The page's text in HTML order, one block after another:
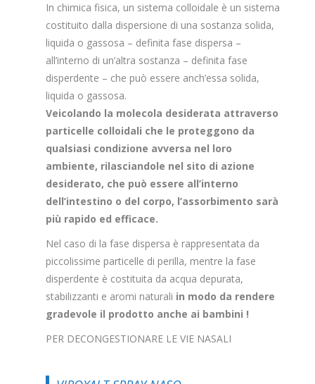
In chimica fisica, un sistema colloidale è un sistema
costituito dalla dispersione di una sostanza solida,
liquida o gassosa – definita fase dispersa –
all’interno di un’altra sostanza – definita fase
disperdente – che può essere anch’essa solida,
liquida o gassosa.
Veicolando la molecola desiderata attraverso
particelle colloidali che le proteggono da
qualsiasi condizione avversa nel loro
ambiente, rilasciandole nel sito di azione
desiderato, che può essere all’interno
dell’intestino o del corpo, l’assorbimento sarà
più rapido ed efficace.
Nel caso di la fase dispersa è rappresentata da
piccolissime particelle di perilla, mentre la fase
disperdente è costituita da acqua depurata,
stabilizzanti e aromi naturali in modo da rendere
gradevole il prodotto anche ai bambini !
PER DECONGESTIONARE LE VIE NASALI